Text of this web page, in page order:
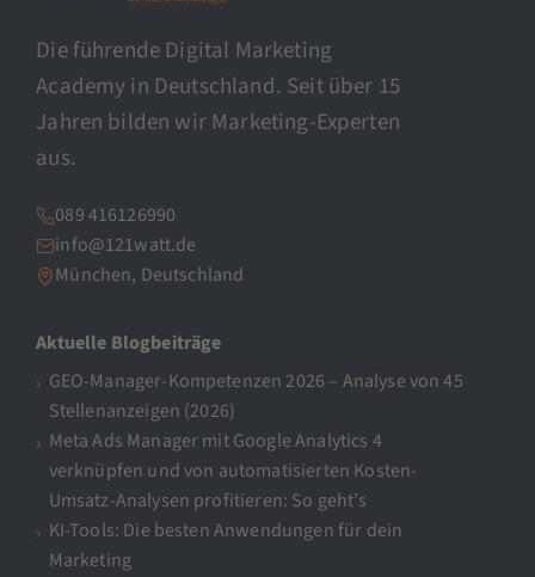
Die führende Digital Marketing
Academy in Deutschland. Seit über 15
Jahren bilden wir Marketing-Experten
aus.
089 416126990
info@121watt.de
München, Deutschland
Aktuelle Blogbeiträge
GEO-Manager-Kompetenzen 2026 – Analyse von 45
Stellenanzeigen (2026)
Meta Ads Manager mit Google Analytics 4
verknüpfen und von automatisierten Kosten-
Umsatz-Analysen profitieren: So geht’s
KI-Tools: Die besten Anwendungen für dein
Marketing